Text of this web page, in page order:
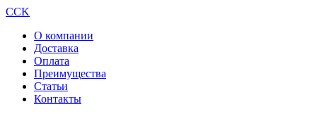
CCK
О компании
Доставка
Оплата
Преимущества
Статьи
Контакты